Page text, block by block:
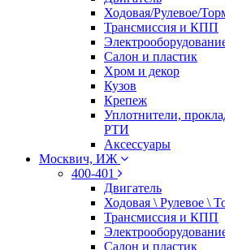
Ходовая/Рулевое/
Трансмиссия и КПП
Салон и пластик
Хром и декор
Кузов
Крепеж
Уплотнители,
РТИ
Аксессуары
Москвич, ИЖ
400-401
Двигатель
Ходовая \ Рулевое \
Трансмиссия и КПП
Салон и пластик